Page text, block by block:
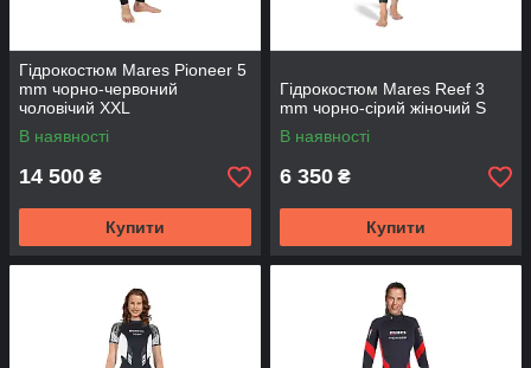
Гідрокостюм Mares Pioneer 5
mm чорно-червоний
чоловічий XXL
В наявності
14 500 ₴
Купити
Гідрокостюм Mares Reef 3
mm чорно-сірий жіночий S
В наявності
6 350 ₴
Купити